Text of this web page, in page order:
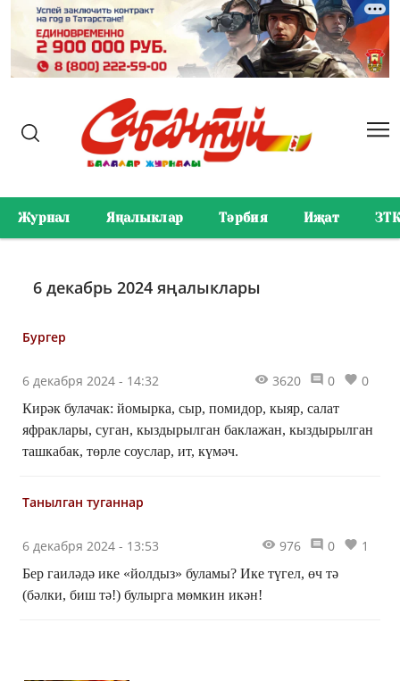
Журнал Яңалыклар Тәрбия Иҗат ЗТК
6 декабрь 2024 яңалыклары
Бургер
6 декабря 2024 - 14:32 3620 0 0
Кирәк булачак: йомырка, сыр, помидор, кыяр, салат
яфраклары, суган, кыздырылган баклажан, кыздырылган
ташкабак, төрле соуслар, ит, күмәч.
Танылган туганнар
6 декабря 2024 - 13:53 976 0 1
Бер гаиләдә ике «йолдыз» буламы? Ике түгел, өч тә
(бәлки, биш тә!) булырга мөмкин икән!